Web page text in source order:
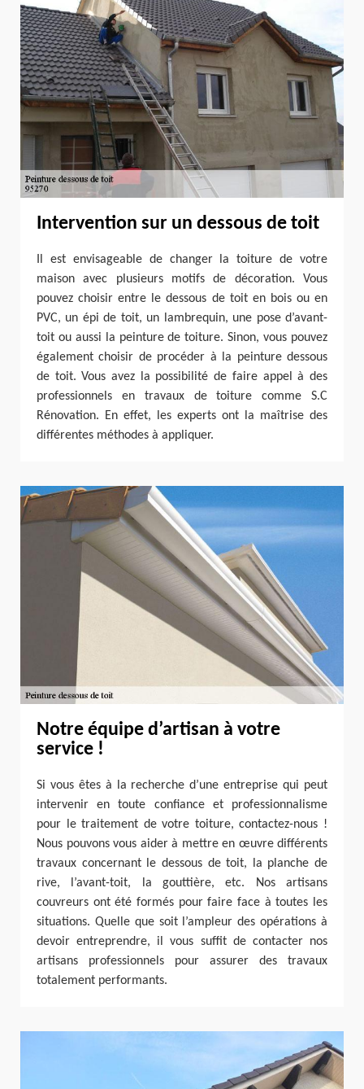
Intervention sur un dessous de toit
Il est envisageable de changer la toiture de votre
maison avec plusieurs motifs de décoration. Vous
pouvez choisir entre le dessous de toit en bois ou en
PVC, un épi de toit, un lambrequin, une pose d’avant-
toit ou aussi la peinture de toiture. Sinon, vous pouvez
également choisir de procéder à la peinture dessous
de toit. Vous avez la possibilité de faire appel à des
professionnels en travaux de toiture comme S.C
Rénovation. En effet, les experts ont la maîtrise des
différentes méthodes à appliquer.
Notre équipe d’artisan à votre
service !
Si vous êtes à la recherche d’une entreprise qui peut
intervenir en toute confiance et professionnalisme
pour le traitement de votre toiture, contactez-nous !
Nous pouvons vous aider à mettre en œuvre différents
travaux concernant le dessous de toit, la planche de
rive, l’avant-toit, la gouttière, etc. Nos artisans
couvreurs ont été formés pour faire face à toutes les
situations. Quelle que soit l’ampleur des opérations à
devoir entreprendre, il vous suffit de contacter nos
artisans professionnels pour assurer des travaux
totalement performants.